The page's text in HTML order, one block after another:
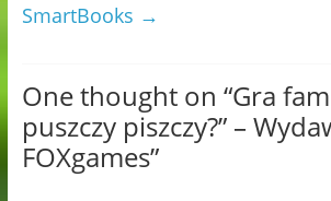
SmartBooks →
One thought on “Gra
puszczy piszczy?” –
FOXgames”